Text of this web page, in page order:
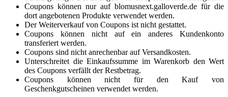
Coupons können nur auf blomusnext.galloverde.de für die
dort angebotenen Produkte verwendet werden.
Der Weiterverkauf von Coupons ist nicht gestattet.
Coupons können nicht auf ein anderes Kundenkonto
transferiert werden.
Coupons sind nicht anrechenbar auf Versandkosten.
Unterschreitet die Einkaufssumme im Warenkorb den Wert
des Coupons verfällt der Restbetrag.
Coupons können nicht für den Kauf von
Geschenkgutscheinen verwendet werden.